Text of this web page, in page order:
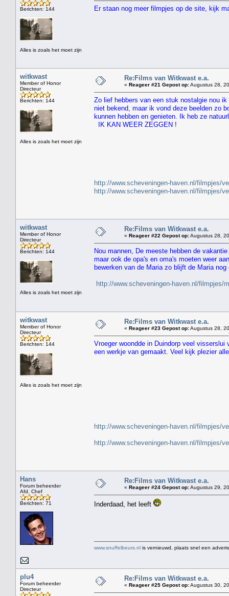
Berichten: 144
Alles is zoals het moet zijn
Er staan nog meer filmpjes op de site, kijk
witkwast
Member of Honor
Directeur
Berichten: 144
Alles is zoals het moet zijn
Re:Films van Witkwast e.a.
« Reageer #21 Gepost op:Augustus 28,
Zo lief hebbers van een stuk nostalgie nou
niet bekend, maar ik vond deze beelden zo
kunnen hebben en genieten. Ik heb ze
IK KAN WEER ZEGGEN !
http://www.scheveningen-haven.nl/filmpjes/
http://www.scheveningen-haven.nl/filmpjes/
witkwast
Member of Honor
Directeur
Berichten: 144
Alles is zoals het moet zijn
Re:Films van Witkwast e.a.
« Reageer #22 Gepost op:Augustus 28,
Nou mannen, De meeste hebben de
maar ook de opa's en oma's moeten weer
bewerken van de Maria zo blijft de Maria
http://www.scheveningen-haven.nl/filmpjes/
witkwast
Member of Honor
Directeur
Berichten: 144
Alles is zoals het moet zijn
Re:Films van Witkwast e.a.
« Reageer #23 Gepost op:Augustus 28,
Vroeger woondde in Duindorp veel
een werkje van gemaakt. Veel kijk plezier
http://www.scheveningen-haven.nl/filmpjes/
http://www.scheveningen-haven.nl/filmpjes/
Hans
Forum beheerder
Afd. Chef
Berichten: 71
Re:Films van Witkwast e.a.
« Reageer #24 Gepost op:Augustus 29,
Inderdaad, het leeft
www.snuffelbeurs.nl is vernieuwd, plaats snel een
plu4
Forum beheerder
Directeur
Re:Films van Witkwast e.a.
« Reageer #25 Gepost op:Augustus 30,